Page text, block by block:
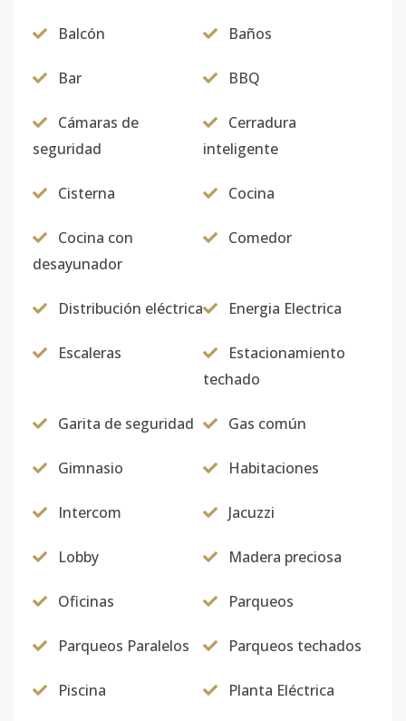
Unidad-13 - -
Código 5752-1
Balcón Baños
Bar BBQ
Cámaras de
seguridad
Cerradura
inteligente
Cisterna Cocina
Cocina con
desayunador
Comedor
Distribución eléctrica Energia Electrica
Escaleras
Estacionamiento
techado
Garita de seguridad Gas común
Gimnasio Habitaciones
Intercom Jacuzzi
Lobby Madera preciosa
Oficinas Parqueos
Parqueos Paralelos Parqueos techados
Piscina Planta Eléctrica